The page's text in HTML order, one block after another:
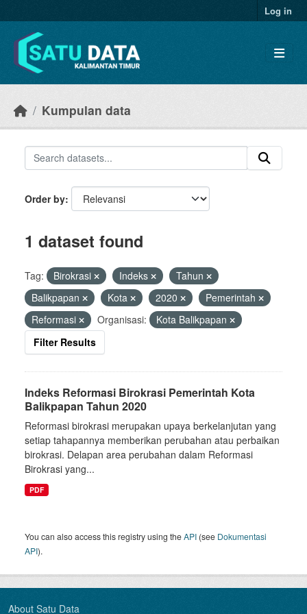
Log in
Kumpulan data
Order by
1 dataset found
Tag: Birokrasi Indeks
Tahun
Balikpapan
Kota 2020
Pemerintah
Reformasi
Organisasi:
Kota Balikpapan
Filter Results
Indeks Reformasi Birokrasi Pemerintah Kota
Balikpapan Tahun 2020
Reformasi birokrasi merupakan upaya berkelanjutan yang
setiap tahapannya memberikan perubahan atau perbaikan
birokrasi. Delapan area perubahan dalam Reformasi
Birokrasi yang...
PDF
You can also access this registry using theAPI (see Dokumentasi
API).
About Satu Data